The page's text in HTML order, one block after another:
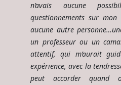
n’avais aucune
questionnements sur
aucune autre
un professeur ou un
attentif, qui m’aurait
expérience, avec la
peut accorder quand